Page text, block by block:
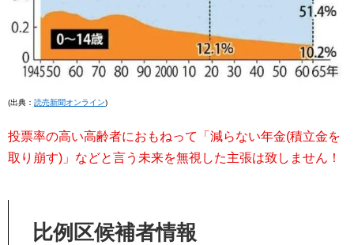
(出典： 読売新聞オンライン)
投票率の高い高齢者におもねって「減らない年金(積立金を
取り崩す)」などと言う未来を無視した主張は致しません！
比例区候補者情報